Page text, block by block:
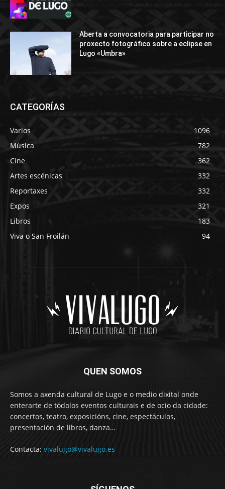
Aberta a convocatoria para participar no
proxecto fotográfico sobre a eclipse en
Lugo «Umbra»
CATEGORÍAS
Varios
1096
Música
782
Cine
362
Artes escénicas
332
Reportaxes
332
Expos
321
Libros
183
Viva o San Froilán
94
QUEN SOMOS
Somos a axenda cultural de Lugo e o medio dixital onde
enterarte de tódolos eventos culturais e de ocio da cidade:
concertos, teatro, exposicións, cine, espectáculos,
presentación de libros, danza…
Contacta: vivalugo@vivalugo.es